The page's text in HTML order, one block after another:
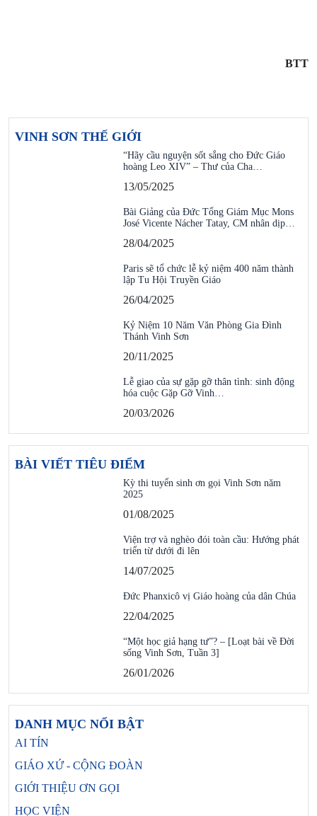
BTT
VINH SƠN THẾ GIỚI
“Hãy cầu nguyện sốt sắng cho Đức Giáo
hoàng Leo XIV” – Thư của Cha…
13/05/2025
Bài Giảng của Đức Tổng Giám Mục Mons
José Vicente Nácher Tatay, CM nhân dịp…
28/04/2025
Paris sẽ tổ chức lễ kỷ niệm 400 năm thành
lập Tu Hội Truyền Giáo
26/04/2025
Kỷ Niệm 10 Năm Văn Phòng Gia Đình
Thánh Vinh Sơn
20/11/2025
Lễ giao của sự gặp gỡ thân tình: sinh động
hóa cuộc Gặp Gỡ Vinh…
20/03/2026
BÀI VIẾT TIÊU ĐIỂM
Kỳ thi tuyển sinh ơn gọi Vinh Sơn năm
2025
01/08/2025
Viện trợ và nghèo đói toàn cầu: Hướng phát
triển từ dưới đi lên
14/07/2025
Đức Phanxicô vị Giáo hoàng của dân Chúa
22/04/2025
“Một học giả hạng tư”? – [Loạt bài về Đời
sống Vinh Sơn, Tuần 3]
26/01/2026
DANH MỤC NỔI BẬT
AI TÍN
GIÁO XỨ - CỘNG ĐOÀN
GIỚI THIỆU ƠN GỌI
HỌC VIỆN